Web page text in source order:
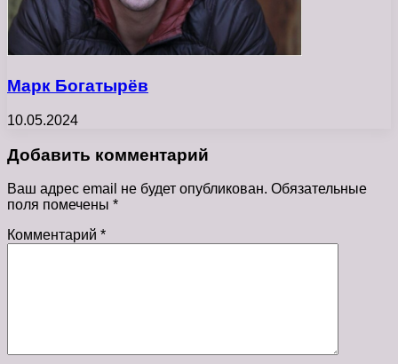
Марк Богатырёв
10.05.2024
Добавить комментарий
Ваш адрес email не будет опубликован. Обязательные
поля помечены *
Комментарий *